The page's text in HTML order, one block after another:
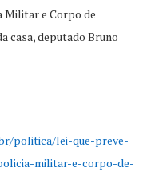
Militar e Corpo de
casa, deputado Bruno
politica/lei-que-preve-
militar-e-corpo-de-